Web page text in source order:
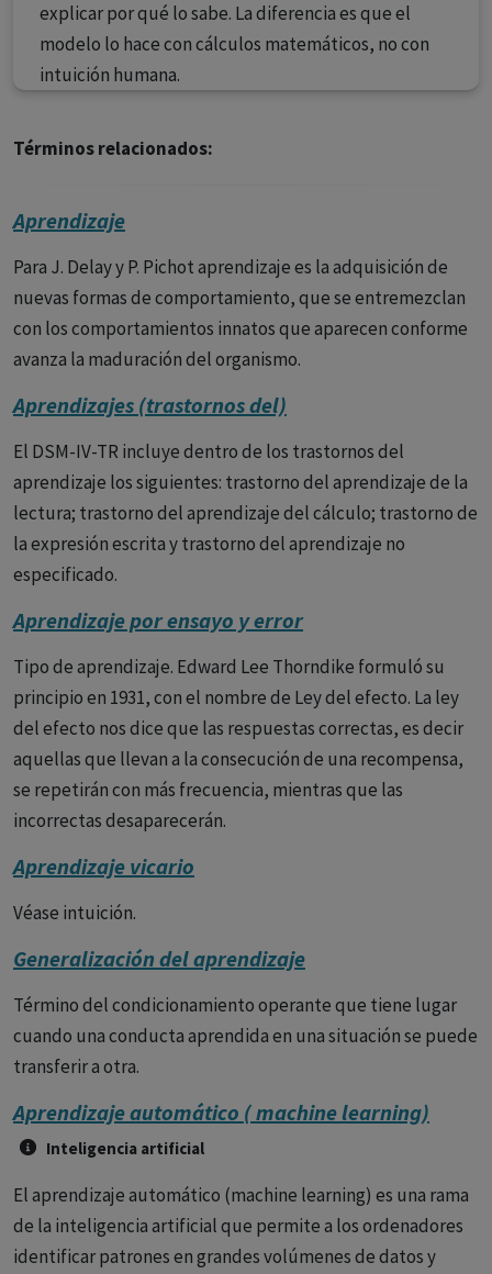
explicar por qué lo sabe. La diferencia es que el
modelo lo hace con cálculos matemáticos, no con
intuición humana.
Términos relacionados:
Aprendizaje
Para J. Delay y P. Pichot aprendizaje es la adquisición de
nuevas formas de comportamiento, que se entremezclan
con los comportamientos innatos que aparecen conforme
avanza la maduración del organismo.
Aprendizajes (trastornos del)
El DSM-IV-TR incluye dentro de los trastornos del
aprendizaje los siguientes: trastorno del aprendizaje de la
lectura; trastorno del aprendizaje del cálculo; trastorno de
la expresión escrita y trastorno del aprendizaje no
especificado.
Aprendizaje por ensayo y error
Tipo de aprendizaje. Edward Lee Thorndike formuló su
principio en 1931, con el nombre de Ley del efecto. La ley
del efecto nos dice que las respuestas correctas, es decir
aquellas que llevan a la consecución de una recompensa,
se repetirán con más frecuencia, mientras que las
incorrectas desaparecerán.
Aprendizaje vicario
Véase intuición.
Generalización del aprendizaje
Término del condicionamiento operante que tiene lugar
cuando una conducta aprendida en una situación se puede
transferir a otra.
Aprendizaje automático ( machine learning)
Inteligencia artificial
El aprendizaje automático (machine learning) es una rama
de la inteligencia artificial que permite a los ordenadores
identificar patrones en grandes volúmenes de datos y